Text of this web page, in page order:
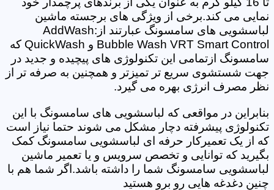
نمایی می کند.برخی از ویژگی های برجسته ماشین
لباسشویی های سامسونگ عبارتند از:AddWash
Bubble Wash VRT Smart Control و QuickWash که
سامسونگ ازتمامی این تکنولوژی های پیچیده و جدید در
جهت شستشوی سریع تر تمیزتر و همچنین به صرفه تر از
نظر مصرف انرژی بهره می گیرد.
بنابراین در مواقعی که لباسشویی های سامسونگ با این
تکنولوژی پیشرفته دچار مشکل می شوند حتما نیاز است
که از یک تعمیرکار حرفه ای لباسشویی سامسونگ کمک
بگیرید که توانایی و تخصص سرویس و یا تعمیر ماشین
لباسشویی سامسونگ شما را داشته باشد.اگر شما هم با
چنین دغدغه هایی رو برو هستید